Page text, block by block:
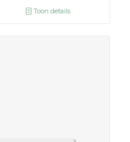
Toon details